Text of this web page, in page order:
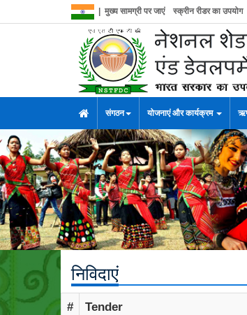
मुख्य सामग्री पर जाएं स्क्रीन रीडर का उपयोग
संगठन योजनाएं और कार्यक्रम
निविदाएं
# Tender